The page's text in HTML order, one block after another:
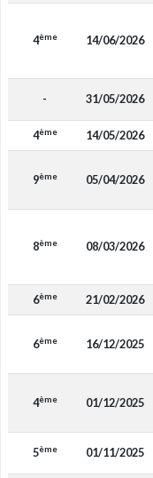
4ème 14/06/2026
- 31/05/2026
4ème 14/05/2026
9ème 05/04/2026
8ème 08/03/2026
6ème 21/02/2026
6ème 16/12/2025
4ème 01/12/2025
5ème 01/11/2025